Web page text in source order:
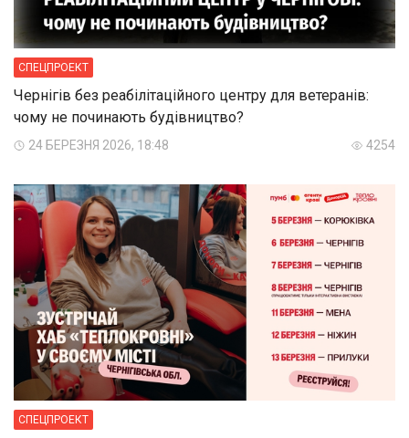
СПЕЦПРОЕКТ
Чернігів без реабілітаційного центру для ветеранів:
чому не починають будівництво?
24 БЕРЕЗНЯ 2026, 18:48 4254
СПЕЦПРОЕКТ